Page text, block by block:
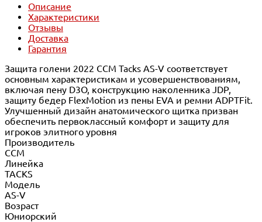
Описание
Характеристики
Отзывы
Доставка
Гарантия
Защита голени 2022 CCM Tacks AS-V соответствует
основным характеристикам и усовершенствованиям,
включая пену D3O, конструкцию наколенника JDP,
защиту бедер FlexMotion из пены EVA и ремни ADPTFit.
Улучшенный дизайн анатомического щитка призван
обеспечить первоклассный комфорт и защиту для
игроков элитного уровня
Производитель
CCM
Линейка
TACKS
Модель
AS-V
Возраст
Юниорский